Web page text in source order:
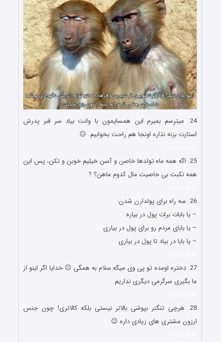
24. میترسم بمیرم این همسایمون با وانت بیاد سر قبر پدرش
استارت بزنه نذاره اونجا هم راحت بخوابیم. 😐
25. اگه همه ماه تولدها خاصن و آسن خیلیم خوبن و تکن، پس این
همه نکبت بی خاصیت مال کدوم ماهن؟ ?
26. سه راه برای پولدارن شدن:
– یا بابات برات پول در بیاره
– یا بابای مردم رو برای پول در بیاری
– یا بابا در بیاد تا پول در بیاری
27. دختره اومده تو پی وی میگه سلام به همگی 😐 خدایا اگر اینو از
ما بگیری سرگرمی دیگری نداریم.
28. هرچی تنگتر بپوشی بالاتر نیستی بلکه کالاتری! چون جنس
ارزون مشتری های زیادی داره 😉